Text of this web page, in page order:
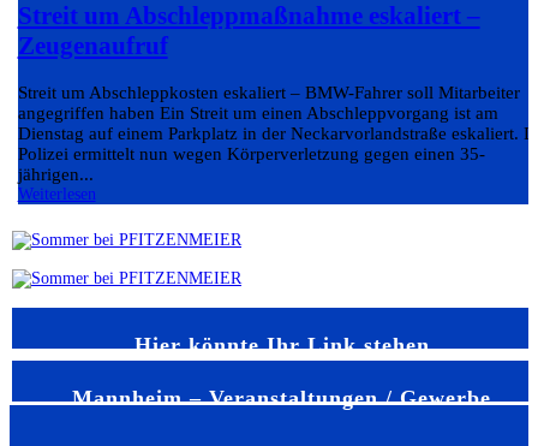
Streit um Abschleppmaßnahme eskaliert –
Zeugenaufruf
Streit um Abschleppkosten eskaliert – BMW-Fahrer soll Mitarbeiter
angegriffen haben Ein Streit um einen Abschleppvorgang ist am
Dienstag auf einem Parkplatz in der Neckarvorlandstraße eskaliert.
Polizei ermittelt nun wegen Körperverletzung gegen einen 35-
jährigen...
Weiterlesen
Hier könnte Ihr Link stehen
Mannheim – Veranstaltungen / Gewerbe